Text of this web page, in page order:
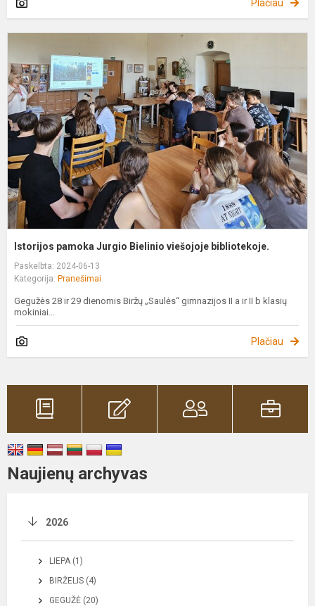
Plačiau
Istorijos pamoka Jurgio Bielinio viešojoje bibliotekoje.
Paskelbta: 2024-06-13
Kategorija: Pranešimai
Gegužės 28 ir 29 dienomis Biržų „Saulės“ gimnazijos II a ir II b klasių
mokiniai...
Plačiau
Naujienų archyvas
2026
LIEPA (1)
BIRŽELIS (4)
GEGUŽĖ (20)